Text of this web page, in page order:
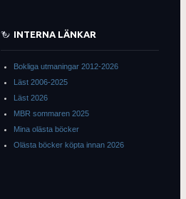
INTERNA LÄNKAR
Bokliga utmaningar 2012-2026
Läst 2006-2025
Läst 2026
MBR sommaren 2025
Mina olästa böcker
Olästa böcker köpta innan 2026